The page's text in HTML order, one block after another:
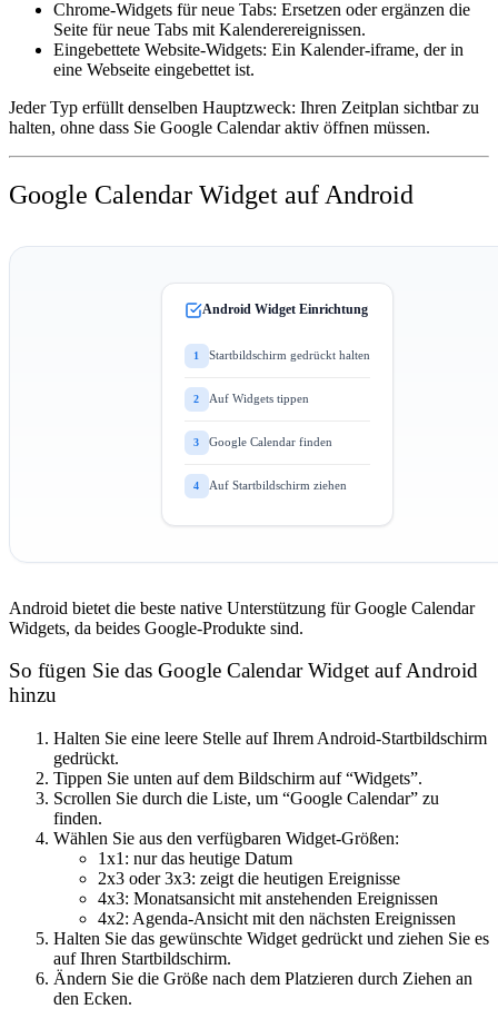
Chrome-Widgets für neue Tabs: Ersetzen oder ergänzen die
Seite für neue Tabs mit Kalenderereignissen.
Eingebettete Website-Widgets: Ein Kalender-iframe, der in
eine Webseite eingebettet ist.
Jeder Typ erfüllt denselben Hauptzweck: Ihren Zeitplan sichtbar zu
halten, ohne dass Sie Google Calendar aktiv öffnen müssen.
Google Calendar Widget auf Android
Android Widget Einrichtung
1 Startbildschirm gedrückt halten
2 Auf Widgets tippen
3 Google Calendar finden
4 Auf Startbildschirm ziehen
Android bietet die beste native Unterstützung für Google Calendar
Widgets, da beides Google-Produkte sind.
So fügen Sie das Google Calendar Widget auf Android
hinzu
Halten Sie eine leere Stelle auf Ihrem Android-Startbildschirm
gedrückt.
Tippen Sie unten auf dem Bildschirm auf “Widgets”.
Scrollen Sie durch die Liste, um “Google Calendar” zu
finden.
Wählen Sie aus den verfügbaren Widget-Größen:
1x1 : nur das heutige Datum
2x3 oder 3x3: zeigt die heutigen Ereignisse
4x3: Monatsansicht mit anstehenden Ereignissen
4x2: Agenda-Ansicht mit den nächsten Ereignissen
Halten Sie das gewünschte Widget gedrückt und ziehen Sie es
auf Ihren Startbildschirm.
Ändern Sie die Größe nach dem Platzieren durch Ziehen an
den Ecken.